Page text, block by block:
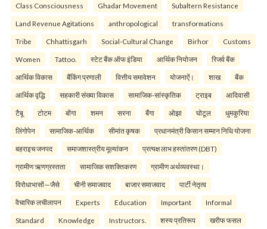
Class Consciousness Ghadar Movement Subaltern Resistance
Land Revenue Agitations anthropological transformations
Tribe Chhattisgarh Social-Cultural Change Birhor Customs
Women Tattoo. स्टेट बैंक ऑफ इंडिया आर्थिक नियोजन रिजर्व बैंक
आर्थिक विकास बैंकिंग प्रणाली वित्तीय समावेशन योजनाऐं। शाख बैंक
आर्थिक वृद्धि सहकारी संख्या विकास सामाजिक-सांस्कृतिक ट्राइब आदिवासी
टैबू टोटम बोंगा शमन सरना बैंगा ओझा घोटूल धुमकुरिया
लिंगोपेन सामाजिक-आर्थिक सीमांत कृषक प्रधानमंत्री किसान सम्मान निधि योजना
बहराइच जनपद समाजशास्त्रीय मूल्यांकन प्रत्यक्ष लाभ हस्तांतरण (DBT)
ग्रामीण ऋणग्रस्तता सामाजिक सशक्तिकरण ग्रामीण अर्थव्यवस्था।
विरोधाभासों—जैसे चीनी समाजवाद बाजार समाजवाद पार्टी नेतृत्व
वैचारिक लचीलापन Experts Education Important Informal
Standard Knowledge Instructors. शस्य प्रतिरूप खरीफ फसल